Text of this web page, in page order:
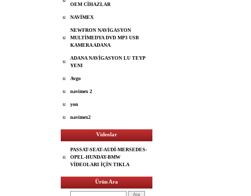
OEM CİHAZLAR
NAVİMEX
NEWFRON NAVİGASYON
MULTİMEDYA DVD MP3 USB
KAMERA ADANA
ADANA NAVİGASYON LU TEYP
YENI
Avgo
navimex 2
yon
navimex2
Videolar
PASSAT-SEAT-AUDİ-MERSEDES-
OPEL-HUNDAY-BMW
VİDEOLARI İÇİN TIKLA
Ürün Ara